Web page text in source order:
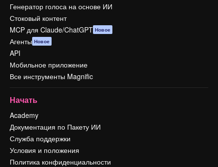
Генератор голоса на основе ИИ
Стоковый контент
MCP для Claude/ChatGPT Новое
Агенты Новое
API
Мобильное приложение
Все инструменты Magnific
Начать
Academy
Документация по Пакету ИИ
Служба поддержки
Условия и положения
Политика конфиденциальности